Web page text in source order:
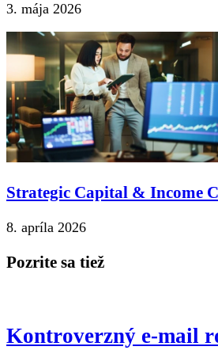
3. mája 2026
Strategic Capital & Income
8. apríla 2026
Pozrite sa tiež
Kontroverzný e-mail